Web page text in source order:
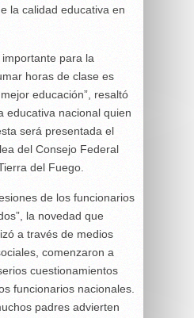
la calidad educativa en
para la
horas de clase es
educación”, resaltó
educativa nacional quien
será presentada el
del Consejo Federal
del Fuego.
de los funcionarios
la novedad que
a través de medios
comenzaron a
cuestionamientos
funcionarios nacionales.
padres advierten